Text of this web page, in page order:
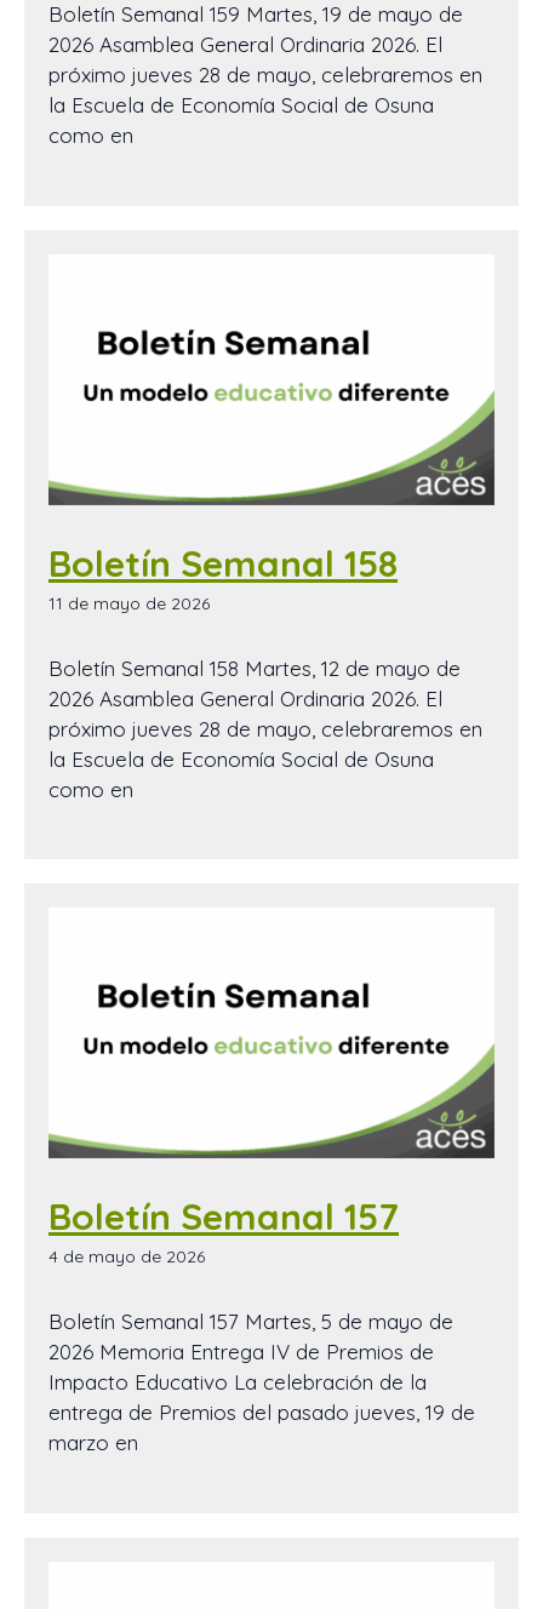
Boletín Semanal 159 Martes, 19 de mayo de
2026 Asamblea General Ordinaria 2026. El
próximo jueves 28 de mayo, celebraremos en
la Escuela de Economía Social de Osuna
como en
Boletín Semanal 158
11 de mayo de 2026
Boletín Semanal 158 Martes, 12 de mayo de
2026 Asamblea General Ordinaria 2026. El
próximo jueves 28 de mayo, celebraremos en
la Escuela de Economía Social de Osuna
como en
Boletín Semanal 157
4 de mayo de 2026
Boletín Semanal 157 Martes, 5 de mayo de
2026 Memoria Entrega IV de Premios de
Impacto Educativo La celebración de la
entrega de Premios del pasado jueves, 19 de
marzo en